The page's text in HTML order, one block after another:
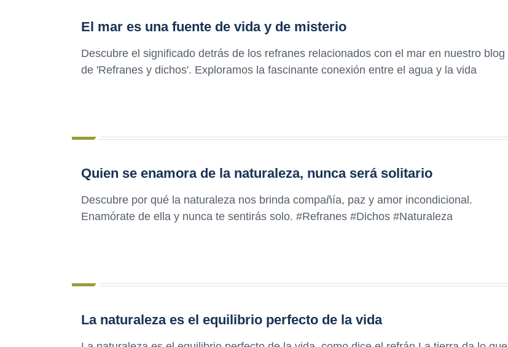
El mar es una fuente de vida y de misterio
Descubre el significado detrás de los refranes relacionados con el mar en nuestro blog
de 'Refranes y dichos'. Exploramos la fascinante conexión entre el agua y la vida
Quien se enamora de la naturaleza, nunca será solitario
Descubre por qué la naturaleza nos brinda compañía, paz y amor incondicional.
Enamórate de ella y nunca te sentirás solo. #Refranes #Dichos #Naturaleza
La naturaleza es el equilibrio perfecto de la vida